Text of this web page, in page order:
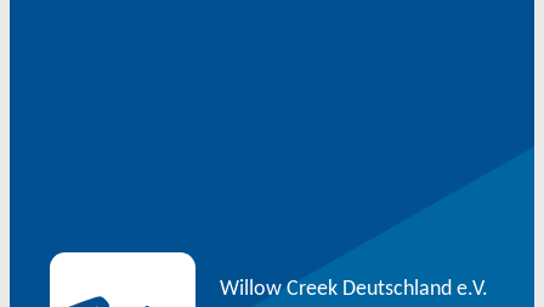
Willow Creek Deutschland e.V.